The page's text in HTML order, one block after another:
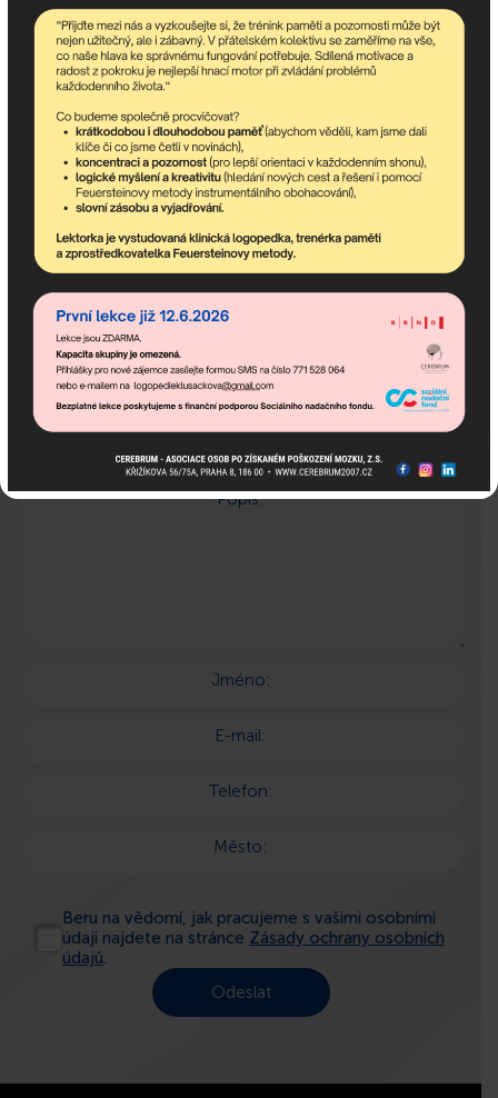
Pokud potřebujete poradit,
jsme tu pro Vás!
Popis:
Jméno:
E-mail:
Telefon:
Město:
Beru na vědomí, jak pracujeme s vašimi osobními
údaji najdete na stránce Zásady ochrany osobních
údajů.